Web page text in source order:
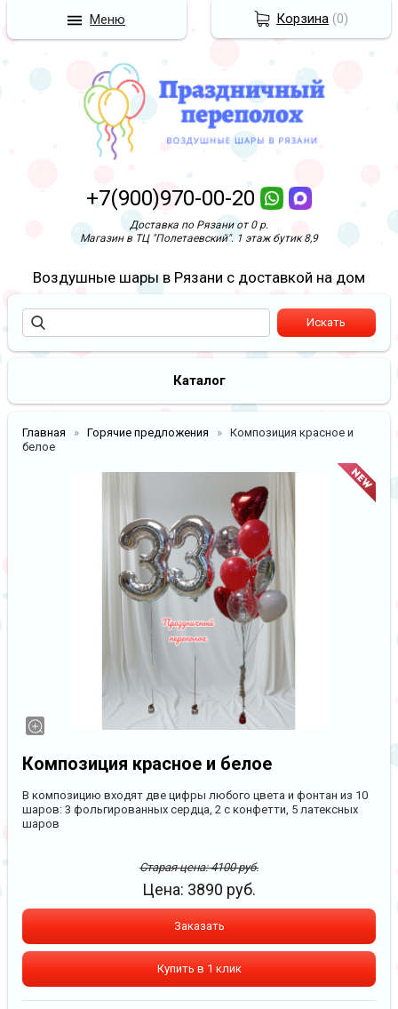
+7(900)970-00-20
Доставка по Рязани от 0 р.
Магазин в ТЦ "Полетаевский". 1 этаж бутик 8,9
Воздушные шары в Рязани с доставкой на дом
Каталог
Главная Горячие предложения
Композиция красное и
белое
Композиция красное и белое
В композицию входят две цифры любого цвета и фонтан из 10
шаров: 3 фольгированных сердца, 2 с конфетти, 5 латексных
шаров
Старая цена:4100руб.
Цена: 3890 руб.
Заказать
Купить в 1 клик
Корзина (0)
Меню